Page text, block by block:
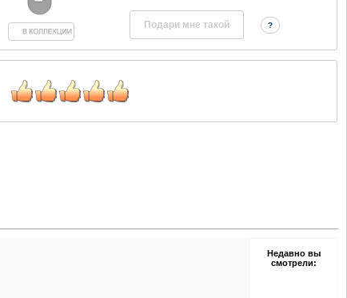
?
Недавно вы
смотрели: